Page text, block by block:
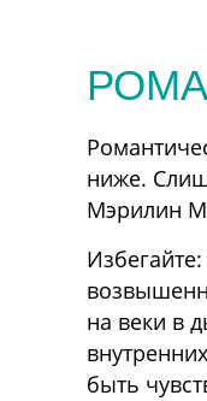
ниже.
Мэрилин
на веки в
быть